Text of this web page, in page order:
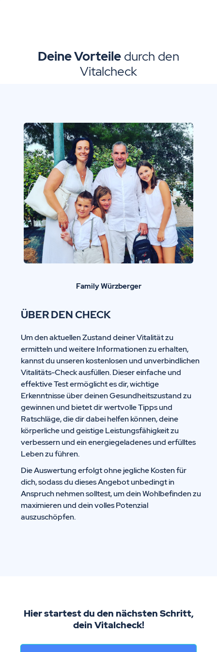
Deine Vorteile durch den
Vitalcheck
Family Würzberger
ÜBER DEN CHECK
Um den aktuellen Zustand deiner Vitalität zu
ermitteln und weitere Informationen zu erhalten,
kannst du unseren kostenlosen und unverbindlichen
Vitalitäts-Check ausfüllen. Dieser einfache und
effektive Test ermöglicht es dir, wichtige
Erkenntnisse über deinen Gesundheitszustand zu
gewinnen und bietet dir wertvolle Tipps und
Ratschläge, die dir dabei helfen können, deine
körperliche und geistige Leistungsfähigkeit zu
verbessern und ein energiegeladenes und erfülltes
Leben zu führen.
Die Auswertung erfolgt ohne jegliche Kosten für
dich, sodass du dieses Angebot unbedingt in
Anspruch nehmen solltest, um dein Wohlbefinden zu
maximieren und dein volles Potenzial
auszuschöpfen.
Hier startest du den nächsten Schritt,
dein Vitalcheck!